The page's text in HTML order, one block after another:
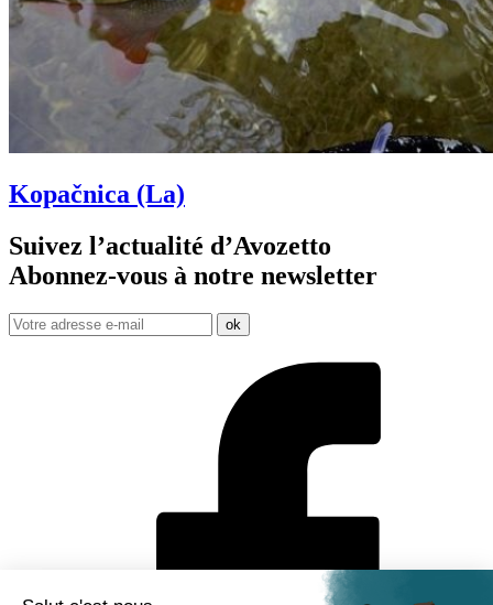
Kopačnica (La)
Suivez l’actualité d’Avozetto
Abonnez-vous à notre newsletter